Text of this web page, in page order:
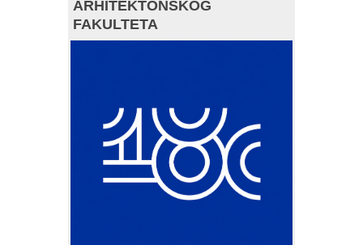
ARHITEKTONSKOG
FAKULTETA